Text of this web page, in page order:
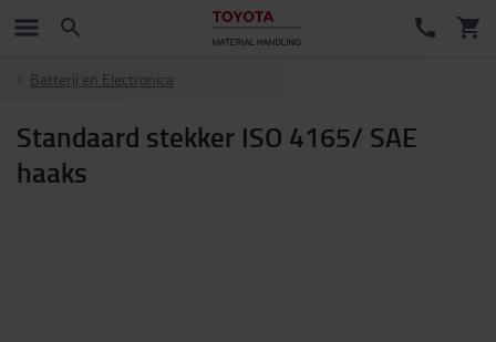
Batterij en Electronica
Standaard stekker ISO 4165/ SAE
haaks